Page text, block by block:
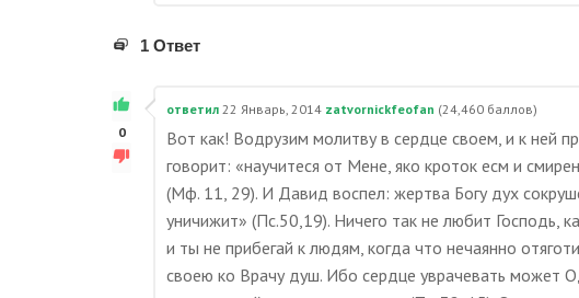
1 Ответ
0
ответил 22 Январь, 2014 zatvornickfeofan (24,460 баллов)
Вот как! Водрузим молитву в сердце своем, и к ней
говорит: «научитеся от Мене, яко кроток есм и
(Мф. 11, 29). И Давид воспел: жертва Богу дух
уничижит» (Пс.50,19). Ничего так не любит Господь,
и ты не прибегай к людям, когда что нечаянно
своею ко Врачу душ. Ибо сердце уврачевать может